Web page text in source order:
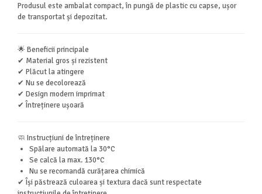
Produsul este ambalat compact, în pungă de plastic cu capse, ușor
de transportat și depozitat.
🌟 Beneficii principale
✔ Material gros și rezistent
✔ Plăcut la atingere
✔ Nu se decolorează
✔ Design modern imprimat
✔ Întreținere ușoară
🧼 Instrucțiuni de întreținere
Spălare automată la 30°C
Se calcă la max. 130°C
Nu se recomandă curățarea chimică
✔ Își păstrează culoarea și textura dacă sunt respectate